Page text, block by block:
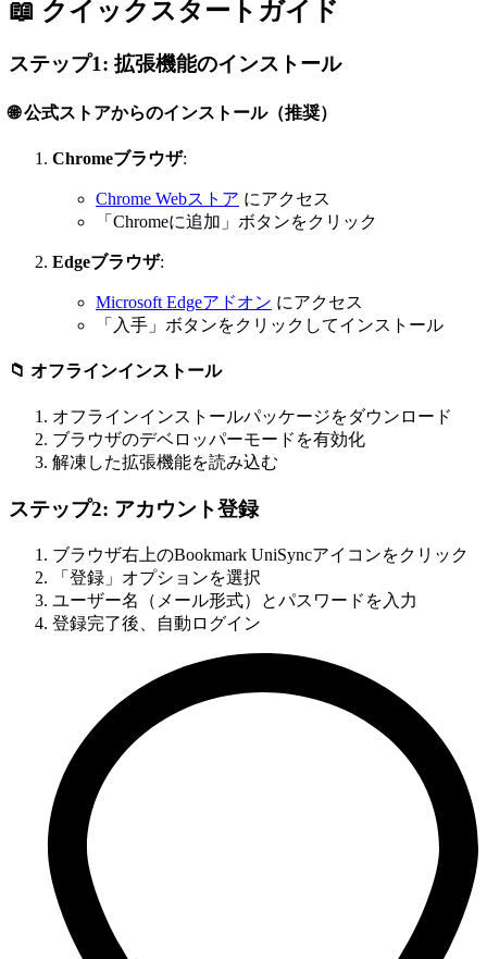
📖 クイックスタートガイド
ステップ1: 拡張機能のインストール
🌐 公式ストアからのインストール（推奨）
Chromeブラウザ:
Chrome Webストア にアクセス
「Chromeに追加」ボタンをクリック
Edgeブラウザ:
Microsoft Edgeアドオン にアクセス
「入手」ボタンをクリックしてインストール
📁 オフラインインストール
オフラインインストールパッケージをダウンロード
ブラウザのデベロッパーモードを有効化
解凍した拡張機能を読み込む
ステップ2: アカウント登録
ブラウザ右上のBookmark UniSyncアイコンをクリック
「登録」オプションを選択
ユーザー名（メール形式）とパスワードを入力
登録完了後、自動ログイン